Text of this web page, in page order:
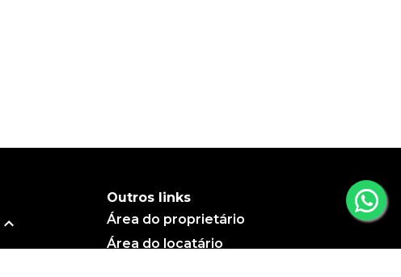
Outros links
Área do proprietário
Área do locatário